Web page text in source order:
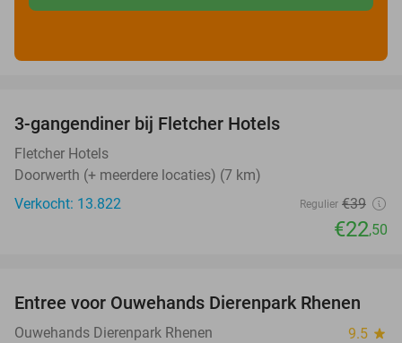
3-gangendiner bij Fletcher Hotels
Fletcher Hotels
Doorwerth (+ meerdere locaties) (7 km)
Verkocht: 13.822
Regulier €39
€22,50
19%
Entree voor Ouwehands Dierenpark Rhenen
Ouwehands Dierenpark Rhenen 9.5 star